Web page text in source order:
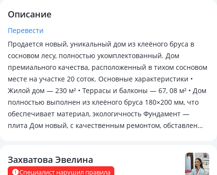
Описание
Перевести
Продается новый, уникальный дом из клеёного бруса в
сосновом лесу, полностью укомплектованный. Дом
премиального качества, расположенный в тихом сосновом
месте на участке 20 соток. Основные характеристики •
Жилой дом — 230 м² • Террасы и балконы — 67, 08 м² • Дом
полностью выполнен из клеёного бруса 180×200 мм, что
обеспечивает материал, экологичность Фундамент —
плита Дом новый, с качественным ремонтом, обставлен
утро начинается с аромата сосен. Кухня оборудована
выходом на закрытую террасу со шторами от комаров —
Захватова Эвелина
Специалист нарушил правила